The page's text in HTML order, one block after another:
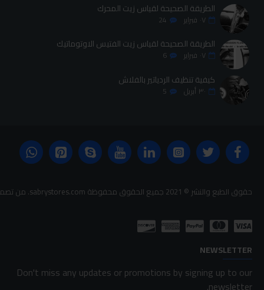
الطريقة الصحيحة لقياس زيت المحرك
٠٧ فبراير 24
الطريقة الصحيحة لقياس زيت الفتيس الاوتوماتيك
٠٧ فبراير 6
كيفية تنظيف الردياتير بالفلاش
٣٠ أبريل 5
حقوق الطبع والنشر © 2021 جميع الحقوق محفوظة sabrystores.com. من تصميم-
NEWSLETTER
Don't miss any updates or promotions by signing up to our
newsletter.